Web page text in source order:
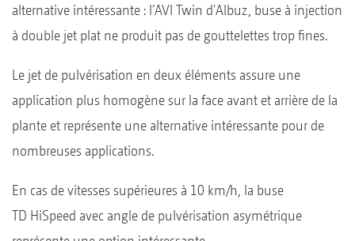
alternative intéressante : l’AVI Twin d'Albuz, buse à injection
à double jet plat ne produit pas de gouttelettes trop fines.
Le jet de pulvérisation en deux éléments assure une
application plus homogène sur la face avant et arrière de la
plante et représente une alternative intéressante pour de
nombreuses applications.
En cas de vitesses supérieures à 10 km/h, la buse
TD HiSpeed avec angle de pulvérisation asymétrique